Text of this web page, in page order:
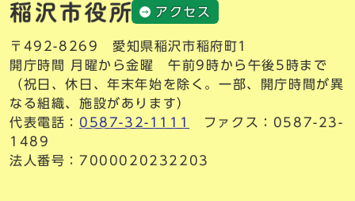
アクセス
〒492-8269 愛知県稲沢市稲府町1
開庁時間 月曜から金曜 午前9時から午後5時まで
（祝日、休日、年末年始を除く。一部、開庁時間が異
なる組織、施設があります）
代表電話： 0587-32-1111
ファクス：0587-23-
1489
法人番号：7000020232203